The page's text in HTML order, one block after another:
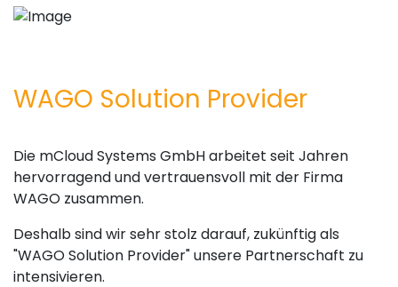
WAGO Solution Provider
Die mCloud Systems GmbH arbeitet seit Jahren
hervorragend und vertrauensvoll mit der Firma
WAGO zusammen.
Deshalb sind wir sehr stolz darauf, zukünftig als
"WAGO Solution Provider" unsere Partnerschaft zu
intensivieren.